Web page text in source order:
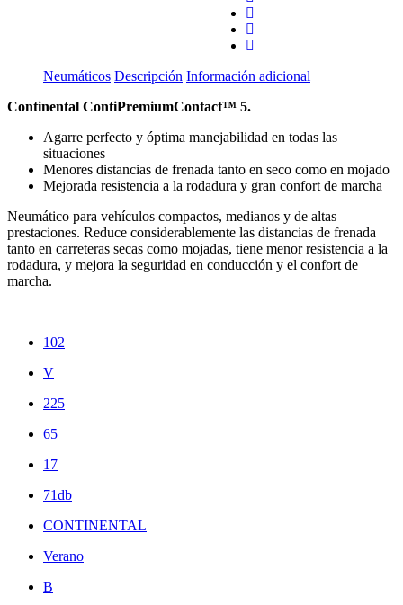
Neumáticos Descripción Información adicional
Continental ContiPremiumContact™ 5.
Agarre perfecto y óptima manejabilidad en todas las
situaciones
Menores distancias de frenada tanto en seco como en mojado
Mejorada resistencia a la rodadura y gran confort de marcha
Neumático para vehículos compactos, medianos y de altas
prestaciones. Reduce considerablemente las distancias de frenada
tanto en carreteras secas como mojadas, tiene menor resistencia a la
rodadura, y mejora la seguridad en conducción y el confort de
marcha.
102
V
225
65
17
71db
CONTINENTAL
Verano
B